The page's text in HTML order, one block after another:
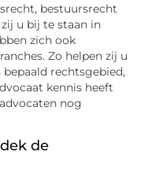
bestuursrecht
u bij te staan in
zich ook
Zo helpen zij u
rechtsgebied,
kennis heeft
nog
de